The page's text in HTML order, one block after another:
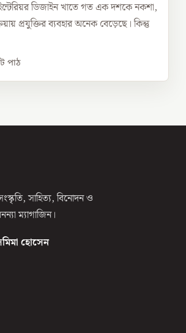
ইন্টেরিয়র ডিজাইন খাতে গত এক দশকে নকশা,
প্রযুক্তির ব্যবহার অনেক বেড়েছে। কিন্তু
পাঠ
সাহিত্য, বিনোদন ও
ম্যাগাজিন।
হোসেন